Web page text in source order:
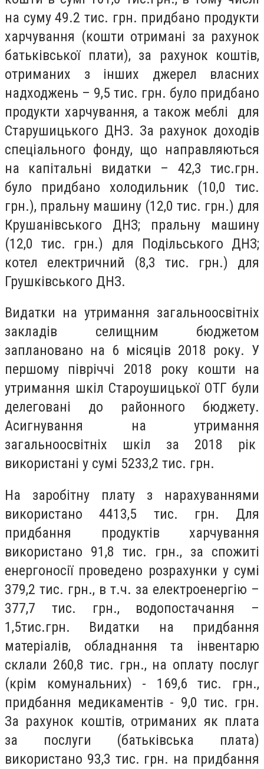
на суму 49.2 тис. грн. придбано продукти
харчування (кошти отримані за рахунок
батьківської плати), за рахунок коштів,
отриманих з інших джерел власних
надходжень – 9,5 тис. грн. було придбано
продукти харчування, а також меблі для
Старушицького ДНЗ. За рахунок доходів
спеціального фонду, що направляються
на капітальні видатки – 42,3 тис.грн.
було придбано холодильник (10,0 тис.
грн.), пральну машину (12,0 тис. грн.) для
Крушанівського ДНЗ; пральну машину
(12,0 тис. грн.) для Подільського ДНЗ;
котел електричний (8,3 тис. грн.) для
Грушківського ДНЗ.
Видатки на утримання загальноосвітніх
закладів селищним бюджетом
заплановано на 6 місяців 2018 року. У
першому півріччі 2018 року кошти на
утримання шкіл Староушицької ОТГ були
делеговані до районного бюджету.
Асигнування на утримання
загальноосвітніх шкіл за 2018 рік
використані у сумі 5233,2 тис. грн.
На заробітну плату з нарахуваннями
використано 4413,5 тис. грн. Для
придбання продуктів харчування
використано 91,8 тис. грн., за спожиті
енергоносії проведено розрахунки у сумі
379,2 тис. грн., в т.ч. за електроенергію –
377,7 тис. грн., водопостачання –
1,5тис.грн. Видатки на придбання
матеріалів, обладнання та інвентарю
склали 260,8 тис. грн., на оплату послуг
(крім комунальних) - 169,6 тис. грн.,
придбання медикаментів - 9,0 тис. грн.
За рахунок коштів, отриманих як плата
за послуги (батьківська плата)
використано 93,3 тис. грн. на придбання